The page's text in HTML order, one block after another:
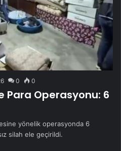
0 0
Para Operasyonu: 6
yönelik operasyonda 6
silah ele geçirildi.